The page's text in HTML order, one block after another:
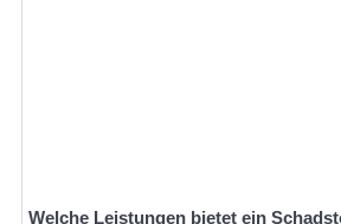
Welche Leistungen bietet ein